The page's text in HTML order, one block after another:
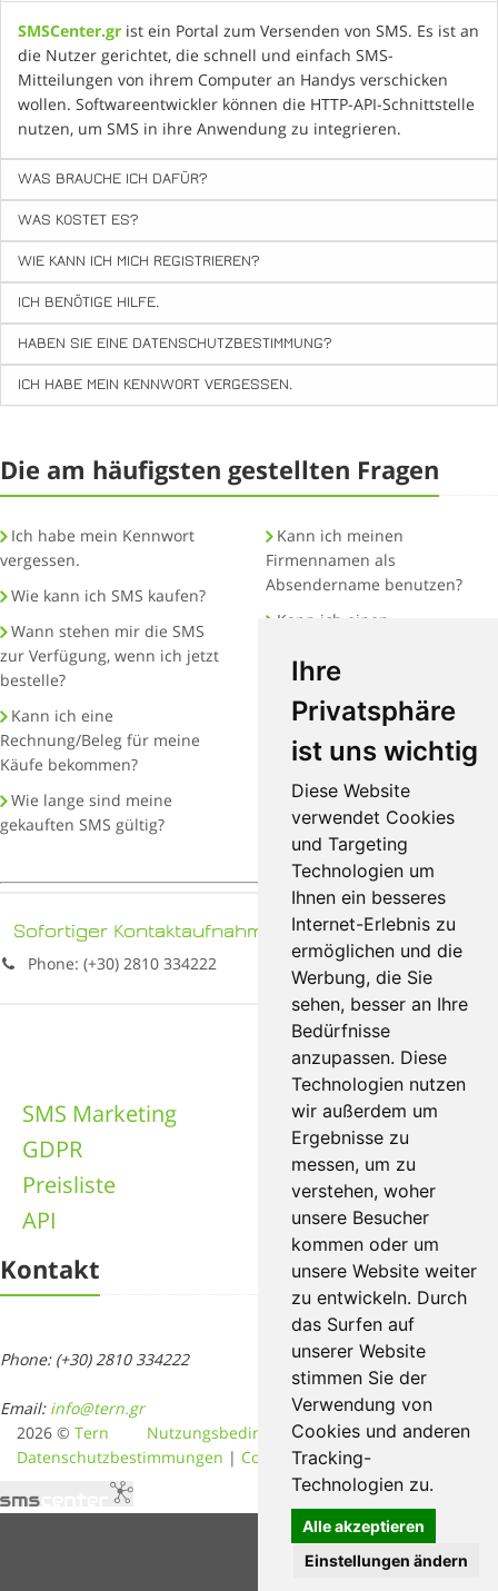
Ihre
Privatsphäre
ist uns wichtig
Diese Website
verwendet Cookies
und Targeting
Technologien um
Ihnen ein besseres
Internet-Erlebnis zu
ermöglichen und die
Werbung, die Sie
sehen, besser an Ihre
Bedürfnisse
anzupassen. Diese
Technologien nutzen
wir außerdem um
Ergebnisse zu
messen, um zu
verstehen, woher
unsere Besucher
kommen oder um
unsere Website weiter
zu entwickeln. Durch
das Surfen auf
unserer Website
stimmen Sie der
Verwendung von
Cookies und anderen
Tracking-
Technologien zu.
Alle akzeptieren
Einstellungen ändern
SMSCenter.gr ist ein Portal zum Versenden von SMS. Es ist an
die Nutzer gerichtet, die schnell und einfach SMS-
Mitteilungen von ihrem Computer an Handys verschicken
wollen. Softwareentwickler können die HTTP-API-Schnittstelle
nutzen, um SMS in ihre Anwendung zu integrieren.
WAS BRAUCHE ICH DAFÜR?
WAS KOSTET ES?
WIE KANN ICH MICH REGISTRIEREN?
ICH BENÖTIGE HILFE.
HABEN SIE EINE DATENSCHUTZBESTIMMUNG?
ICH HABE MEIN KENNWORT VERGESSEN.
Die am häufigsten gestellten Fragen
Ich habe mein Kennwort
vergessen.
Wie kann ich SMS kaufen?
Wann stehen mir die SMS
zur Verfügung, wenn ich jetzt
bestelle?
Kann ich eine
Rechnung/Beleg für meine
Käufe bekommen?
Wie lange sind meine
gekauften SMS gültig?
Kann ich meinen
Firmennamen als
Absendername benutzen?
Kann ich einen
verschickten SMS bekommen?
Was ist eine
Verbindungsgebühr?
Was kostet es?
Sofortiger Kontaktaufnahme
Phone: (+30) 2810 334222
SMS Marketing
GDPR
Preisliste
API
Kontakt
Phone: (+30) 2810 334222
Email: info@tern.gr
2026 © Tern Nutzungsbedingungen|
Datenschutzbestimmungen | Cookies Policy